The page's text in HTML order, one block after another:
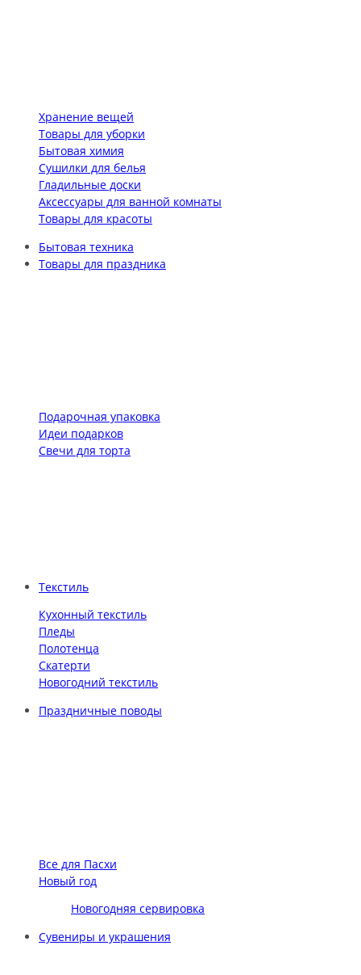
Хранение вещей
Товары для уборки
Бытовая химия
Сушилки для белья
Гладильные доски
Аксессуары для ванной комнаты
Товары для красоты
Бытовая техника
Товары для праздника
Подарочная упаковка
Идеи подарков
Свечи для торта
Текстиль
Кухонный текстиль
Пледы
Полотенца
Скатерти
Новогодний текстиль
Праздничные поводы
Все для Пасхи
Новый год
Новогодняя сервировка
Сувениры и украшения